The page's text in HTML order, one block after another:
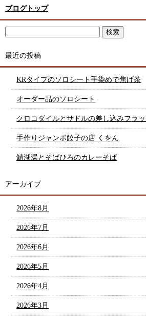
ブログトップ
最近の投稿
KRタイプのソロシート手染めで焦げ茶
オーダー品のソロシート
クロコダイルとサドルの差し込みフラ
手作りジャンボ餃子の店 くをん
鯖湖湯とそばひろのカレーそば
アーカイブ
2026年8月
2026年7月
2026年6月
2026年5月
2026年4月
2026年3月